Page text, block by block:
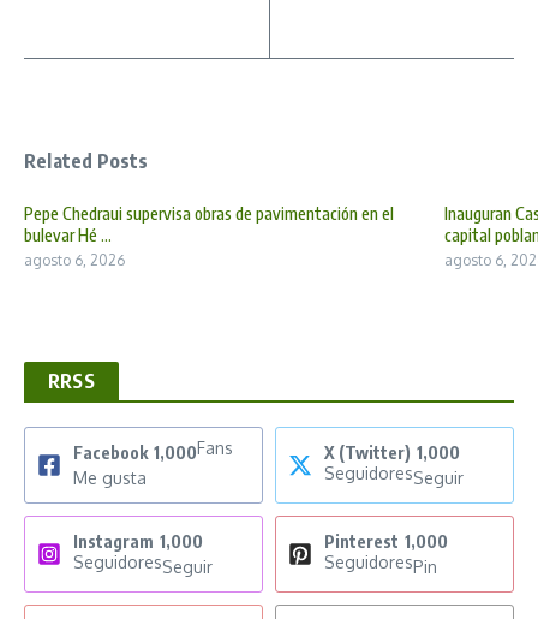
Related Posts
Pepe Chedraui supervisa obras de pavimentación en el
bulevar Hé ...
agosto 6, 2026
Inauguran
capital
agosto 6,
RRSS
Facebook 1,000Fans
Me gusta
X (Twitter) 1,000
SeguidoresSeguir
Instagram 1,000
SeguidoresSeguir
Pinterest 1,000
SeguidoresPin